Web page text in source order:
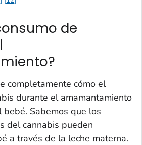
de
completamente cómo el
durante el amamantamiento
Sabemos que los
del cannabis pueden
a través de la leche materna.